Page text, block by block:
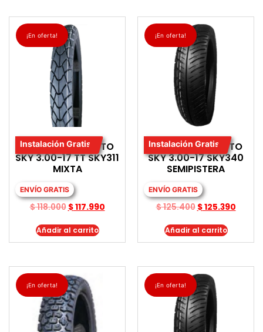
¡En oferta!
Instalación Gratis
LLANTA PARA MOTO
SKY 3.00-17 TT SKY311
MIXTA
ENVÍO GRATIS
$118.000 $117.990
Añadir al carrito
¡En oferta!
Instalación Gratis
LLANTA PARA MOTO
SKY 3.00-17 SKY340
SEMIPISTERA
ENVÍO GRATIS
$125.400 $125.390
Añadir al carrito
¡En oferta! ¡En oferta!